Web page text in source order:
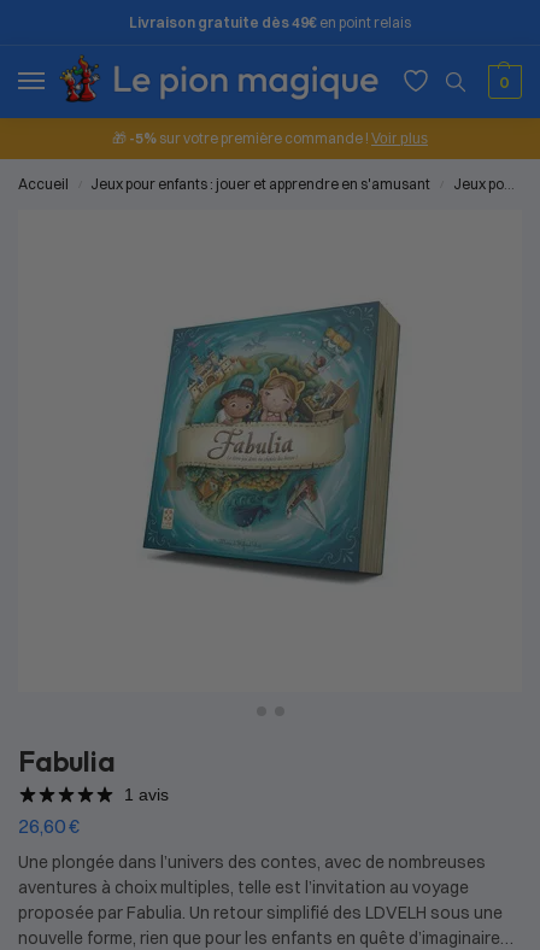
Livraison gratuite dès 49€ en point relais
0
🎁 -5% sur votre première commande ! Voir plus
Accueil Jeux pour enfants : jouer et apprendre en s'amusant Jeux pour les petits (2 à 4 ans)
Fabulia
1 avis
26,60€
Une plongée dans l’univers des contes, avec de nombreuses
aventures à choix multiples, telle est l’invitation au voyage
proposée par Fabulia. Un retour simplifié des LDVELH sous une
nouvelle forme, rien que pour les enfants en quête d’imaginaire…